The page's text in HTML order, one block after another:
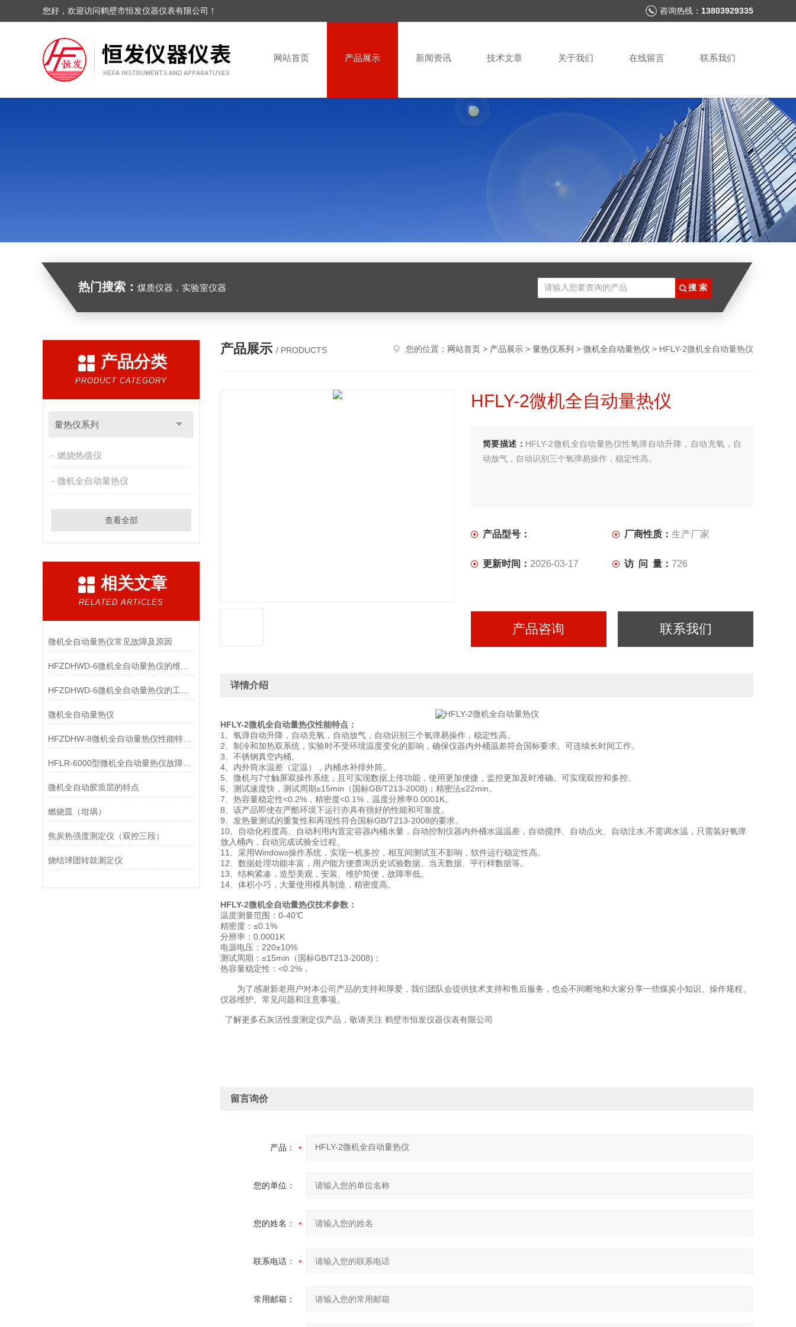
您好，欢迎访问鹤壁市恒发仪器仪表有限公司！ 咨询热线： 13803929335
网站首页 产品展示 新闻资讯 技术文章 关于我们 在线留言 联系我们
热门搜索： 煤质仪器，实验室仪器
产品分类
PRODUCT CATEGORY
量热仪系列
燃烧热值仪
微机全自动量热仪
查看全部
相关文章
RELATED ARTICLES
微机全自动量热仪常见故障及原因
微机全自动量热仪
HFZDHW-8微机全自动量热仪性能特点及技术参数
HFLR-6000型微机全自动量热仪故障分析
微机全自动胶质层的特点
燃烧皿（坩埚）
焦炭热强度测定仪（双控三段）
烧结球团转鼓测定仪
产品展示 / PRODUCTS 您的位置： 网站首页 > 产品展示 > 量热仪系列 > 微机全自动量热仪 > HFLY-2微机全自动量热仪
HFLY-2微机全自动量热仪
简要描述： HFLY-2微机全自动量热仪性氧弹自动升降，自动充氧，自
动放气，自动识别三个氧弹易操作，稳定性高。
产品型号： 厂商性质： 生产厂家
更新时间： 2026-03-17 访 问 量： 726
产品咨询 联系我们
详情介绍
HFLY-2微机全自动量热仪性能特点：
1、氧弹自动升降，自动充氧，自动放气，自动识别三个氧弹易操作，稳定性高。
2、制冷和加热双系统，实验时不受环境温度变化的影响，确保仪器内外桶温差符合国标要求。可连续长时间工作。
3、不锈钢真空内桶。
4、内外筒水温差（定温），内桶水补排外筒。
5、微机与7寸触屏双操作系统，且可实现数据上传功能，使用更加便捷，监控更加及时准确。可实现双控和多控。
6、测试速度快，测试周期≤15min（国标GB/T213-2008)；精密法≤22min。
7、热容量稳定性<0.2%，精密度<0.1%，温度分辨率0.0001K。
8、该产品即使在严酷环境下运行亦具有很好的性能和可靠度。
9、发热量测试的重复性和再现性符合国标GB/T213-2008的要求。
10、自动化程度高、自动利用内置定容器内桶水量，自动控制仪器内外桶水温温差，自动搅拌、自动点火、自动注水,不需调水温，只需装好氧弹
放入桶内，自动完成试验全过程。
11、采用Windows操作系统，实现一机多控，相互间测试互不影响，软件运行稳定性高。
12、数据处理功能丰富，用户能方便查询历史试验数据、当天数据、平行样数据等。
13、结构紧凑，造型美观，安装、维护简便，故障率低。
14、体积小巧，大量使用模具制造，精密度高。
HFLY-2微机全自动量热仪技术参数：
温度测量范围：0-40℃
精密度：≤0.1%
分辨率：0.0001K
电源电压：220±10%
测试周期：≤15min（国标GB/T213-2008)；
热容量稳定性：<0.2%，
为了感谢新老用户对本公司产品的支持和厚爱，我们团队会提供技术支持和售后服务，也会不间断地和大家分享一些煤炭小知识、操作规程、
仪器维护、常见问题和注意事项。
了解更多石灰活性度测定仪产品，敬请关注 鹤壁市恒发仪器仪表有限公司
留言询价
产品：
您的单位：
您的姓名：
联系电话：
常用邮箱：